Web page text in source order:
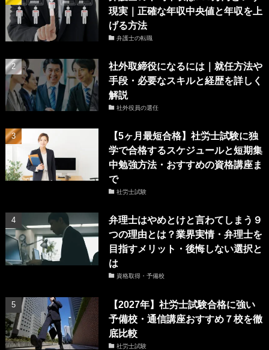
現実｜正確な年収中央値と年収を上
げる方法
弁護士の転職
社外取締役になるには｜就任方法や
手段・必要なスキルと経歴を詳しく
解説
社外役員の選任
【5ヶ月最短合格】社労士試験に独
学で合格するスケジュールと短期集
中勉強方法・おすすめの資格講座ま
で
社労士試験
弁理士はやめとけと言わてしまう９
つの理由とは？業界実情・弁理士を
目指すメリット・後悔しない選択と
は
資格取得・予備校
【2027年】社労士試験合格に強い
予備校・通信講座おすすめ７校を徹
底比較
社労士試験